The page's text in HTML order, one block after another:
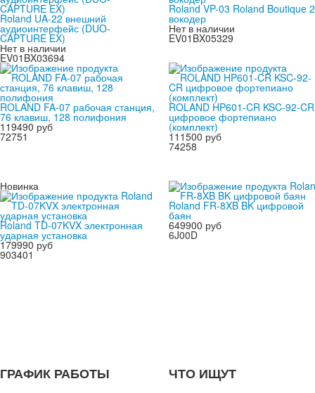
Roland UA-22 внешний
аудиоинтерфейс (DUO-
CAPTURE EX)
Нет в наличии
EV01BX03694
Roland VP-03 Roland Boutique 2
вокодер
Нет в наличии
EV01BX05329
ROLAND FA-07 рабочая станция,
76 клавиш, 128 полифония
119490 руб
72751
ROLAND HP601-CR KSC-92-CR
цифровое фортепиано
(комплект)
111500 руб
74258
Новинка
Roland TD-07KVX электронная
ударная установка
179990 руб
903401
Roland FR-8XB BK цифровой
баян
649900 руб
6J00D
ГРАФИК РАБОТЫ ЧТО ИЩУТ